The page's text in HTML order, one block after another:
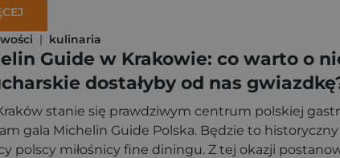
| kulinaria
Guide w Krakowie: co warto o
dostałyby od nas
stanie się prawdziwym centrum polskiej
gala Michelin Guide Polska. Będzie to
polscy miłośnicy fine diningu. Z tej okazji